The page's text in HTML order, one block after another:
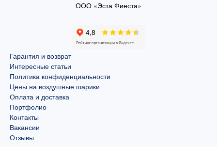
ООО «Эста Фиеста»
Гарантия и возврат
Интересные статьи
Политика конфиденциальности
Цены на воздушные шарики
Оплата и доставка
Портфолио
Контакты
Вакансии
Отзывы